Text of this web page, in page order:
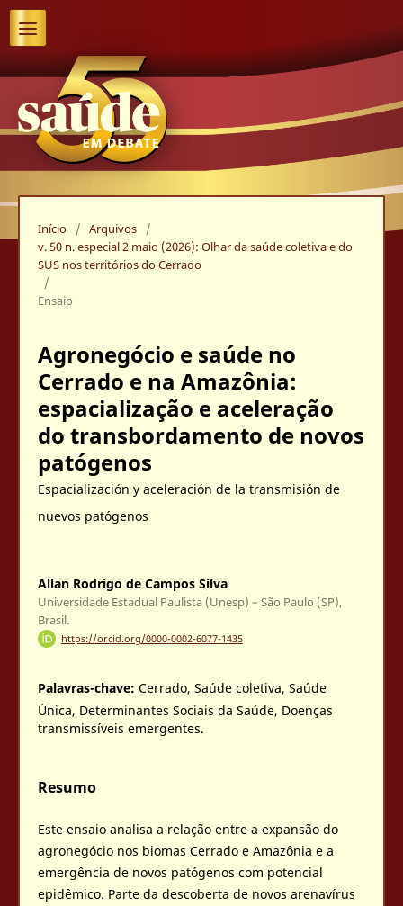
Início / Arquivos
/
v. 50 n. especial 2 maio (2026): Olhar da saúde coletiva e do
SUS nos territórios do Cerrado
/
Ensaio
Agronegócio e saúde no
Cerrado e na Amazônia:
espacialização e aceleração
do transbordamento de novos
patógenos
Espacialización y aceleración de la transmisión de
nuevos patógenos
Allan Rodrigo de Campos Silva
Universidade Estadual Paulista (Unesp) – São Paulo (SP),
Brasil.
https://orcid.org/0000-0002-6077-1435
Palavras-chave:Cerrado, Saúde coletiva, Saúde
Única, Determinantes Sociais da Saúde, Doenças
transmissíveis emergentes.
Resumo
Este ensaio analisa a relação entre a expansão do
agronegócio nos biomas Cerrado e Amazônia e a
emergência de novos patógenos com potencial
epidêmico. Parte da descoberta de novos arenavírus